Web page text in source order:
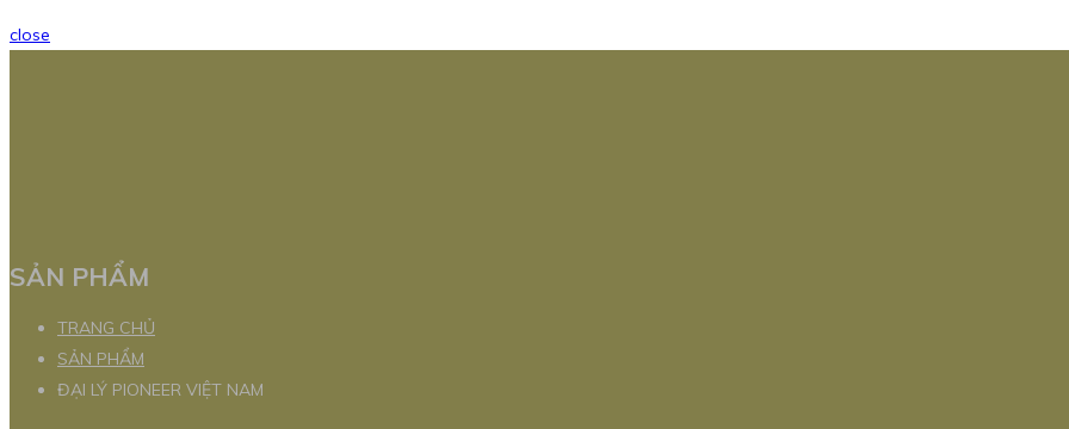
close
SẢN PHẨM
TRANG CHỦ
SẢN PHẨM
ĐẠI LÝ PIONEER VIỆT NAM